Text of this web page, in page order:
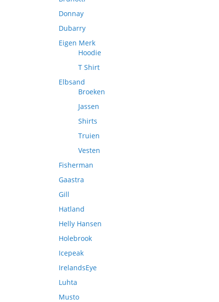
Donnay
Dubarry
Eigen Merk
Hoodie
T Shirt
Elbsand
Broeken
Jassen
Shirts
Truien
Vesten
Fisherman
Gaastra
Gill
Hatland
Helly Hansen
Holebrook
Icepeak
IrelandsEye
Luhta
Musto